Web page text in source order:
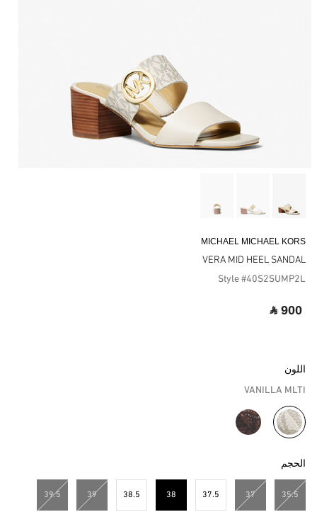
MICHAEL MICHAEL KORS
VERA MID HEEL SANDAL
Style #40S2SUMP2L
‎ ⃁ 900 ‎
اللون
VANILLA MLTI
مختار
الحجم
35.5
37
37.5
38
38.5
39
39.5